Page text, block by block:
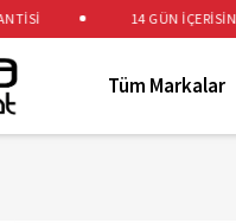
14 GÜN
Tüm Markalar